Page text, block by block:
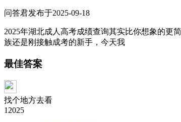
问答君发布于2025-09-18
2025年湖北成人高考成绩查询其实比你想象的更
族还是刚接触成考的新手，今天我
最佳答案
找个地方去看
12025